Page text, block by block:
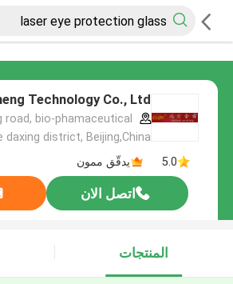
Technology Co., Ltd.
road, bio-phamaceutical
daxing district, Beijing,China
5.0
يدقّق ممون
اتصل الان
المنتجات